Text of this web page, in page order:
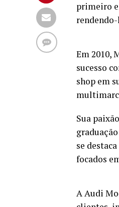
primeiro
Em 2010,
sucesso
shop em
Sua
se
focados
A Audi